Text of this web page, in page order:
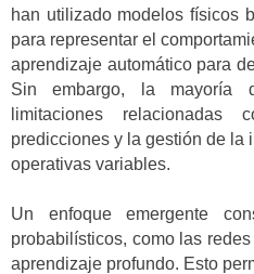
han utilizado modelos físicos
para representar el
aprendizaje automático para
Sin embargo, la mayoría
limitaciones
predicciones y la gestión de la
operativas variables.
Un enfoque emergente
probabilísticos, como las
aprendizaje profundo. Esto